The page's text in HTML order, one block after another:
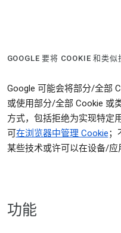
GOOGLE 要将 COOKIE 和类
Google 可能会将部分/全部
或使用部分/全部 Cookie 或
方式，包括拒绝为实现特定
可在浏览器中管理 Cookie；
某些技术或许可以在设备/应
功能